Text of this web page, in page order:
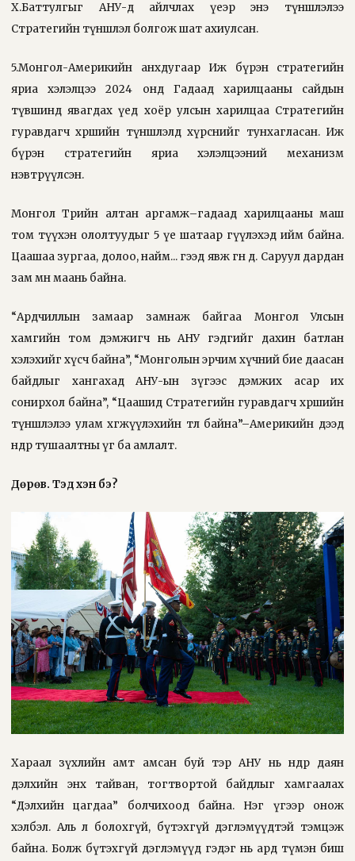
Х.Баттулгыг АНУ-д айлчлах үеэр энэ түншлэлээ
Стратегийн түншлэл болгож шат ахиулсан.
5.Mонгол-Америкийн анхдугаар Иж бүрэн стратегийн
яриа хэлэлцээ 2024 онд Гадаад харилцааны сайдын
түвшинд явагдах үед хоёр улсын харилцаа Стратегийн
гуравдагч хөршийн түншлэлд хүрснийг тунхагласан. Иж
бүрэн стратегийн яриа хэлэлцээний механизм
нэвтрүүлсэн.
Монгол Төрийн алтан аргамж–гадаад харилцааны маш
том түүхэн ололтуудыг 5 үе шатаар өгүүлэхэд ийм байна.
Цаашаа зургаа, долоо, найм... гээд явж өгнө дөө. Саруул дардан
зам өмнө маань байна.
“Ардчиллын замаар замнаж байгаа Монгол Улсын
хамгийн том дэмжигч нь АНУ гэдгийг дахин батлан
хэлэхийг хүсч байна”, “Монголын эрчим хүчний бие даасан
байдлыг хангахад АНУ-ын зүгээс дэмжих асар их
сонирхол байна”, “Цаашид Стратегийн гуравдагч хөршийн
түншлэлээ улам хөгжүүлэхийн төлөө байна”–Америкийн дээд
өндөр тушаалтны үг ба амлалт.
Дөрөв. Тэд хэн бэ?
Хараал зүхлийн амт амсан буй тэр АНУ нь өнөөдөр даян
дэлхийн энх тайван, тогтвортой байдлыг хамгаалах
“Дэлхийн цагдаа” болчихоод байна. Нэг үгээр онож
хэлбэл. Аль л болохгүй, бүтэхгүй дэглэмүүдтэй тэмцэж
байна. Болж бүтэхгүй дэглэмүүд гэдэг нь ард түмэн биш